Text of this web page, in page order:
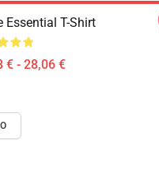
Essential T-Shirt
€ - 28,06 €